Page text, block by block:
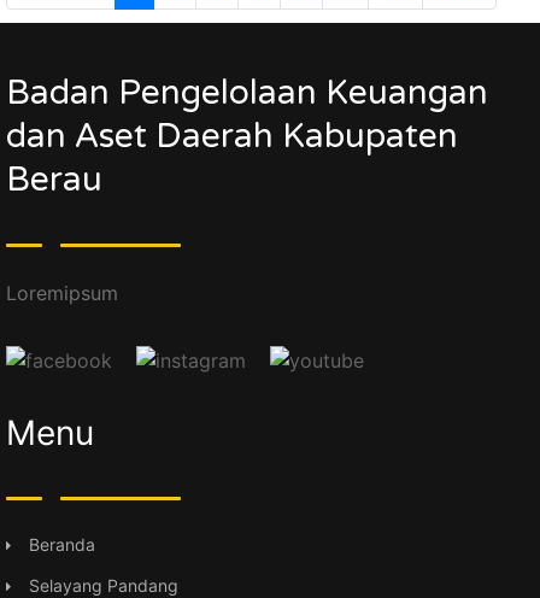
Badan Pengelolaan Keuangan
dan Aset Daerah Kabupaten
Berau
Loremipsum
Menu
Beranda
Selayang Pandang